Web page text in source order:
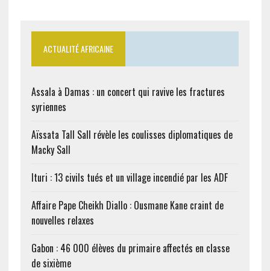
ACTUALITÉ AFRICAINE
Assala à Damas : un concert qui ravive les fractures
syriennes
Aïssata Tall Sall révèle les coulisses diplomatiques de
Macky Sall
Ituri : 13 civils tués et un village incendié par les ADF
Affaire Pape Cheikh Diallo : Ousmane Kane craint de
nouvelles relaxes
Gabon : 46 000 élèves du primaire affectés en classe
de sixième